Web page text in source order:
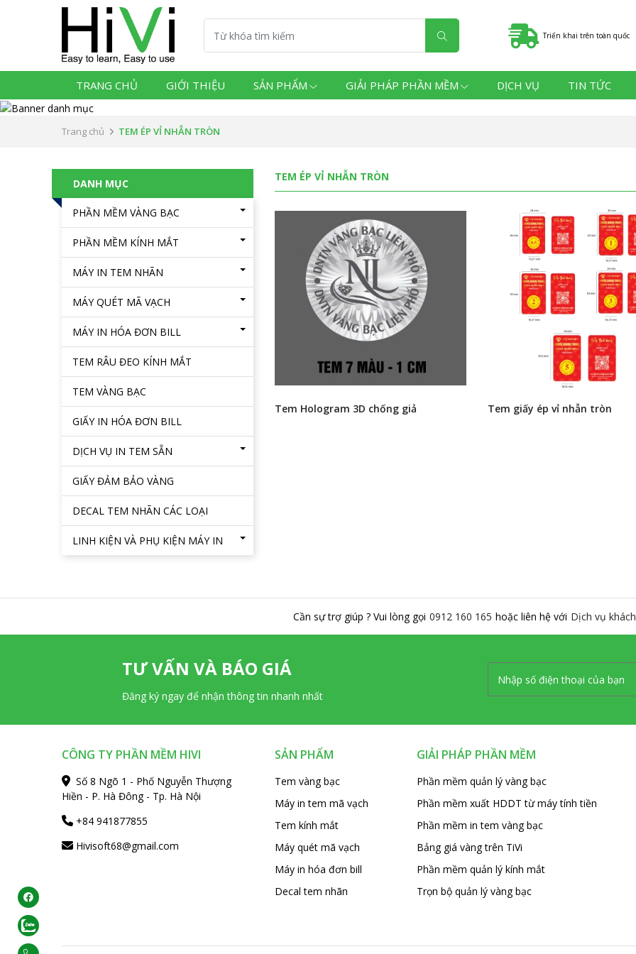
Triển khai trên toàn quốc
TRANG CHỦ GIỚI THIỆU SẢN PHẨM GIẢI PHÁP PHẦN MỀM DỊCH VỤ TIN TỨC
Trang chủ TEM ÉP VỈ NHẪN TRÒN
DANH MỤC
PHẦN MỀM VÀNG BẠC
PHẦN MỀM KÍNH MẮT
MÁY IN TEM NHÃN
MÁY QUÉT MÃ VẠCH
MÁY IN HÓA ĐƠN BILL
TEM RÂU ĐEO KÍNH MẮT
TEM VÀNG BẠC
GIẤY IN HÓA ĐƠN BILL
DỊCH VỤ IN TEM SẴN
GIẤY ĐẢM BẢO VÀNG
DECAL TEM NHÃN CÁC LOẠI
LINH KIỆN VÀ PHỤ KIỆN MÁY IN
TEM ÉP VỈ NHẪN TRÒN
Tem Hologram 3D chống giả Tem giấy ép vỉ nhẫn tròn
Cần sự trợ giúp ? Vui lòng gọi 0912 160 165 hoặc liên hệ với Dịch vụ
TƯ VẤN VÀ BÁO GIÁ
Đăng ký ngay để nhận thông tin nhanh nhất
CÔNG TY PHẦN MỀM HIVI
Số 8 Ngõ 1 - Phố Nguyễn Thượng
Hiền - P. Hà Đông - Tp. Hà Nội
+84 941877855
Hivisoft68@gmail.com
SẢN PHẨM
Tem vàng bạc
Máy in tem mã vạch
Tem kính mắt
Máy quét mã vạch
Máy in hóa đơn bill
Decal tem nhãn
GIẢI PHÁP PHẦN MỀM
Phần mềm quản lý vàng bạc
Phần mềm xuất HDDT từ máy tính tiền
Phần mềm in tem vàng bạc
Bảng giá vàng trên TiVi
Phần mềm quản lý kính mắt
Trọn bộ quản lý vàng bạc